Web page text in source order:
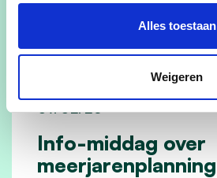
Alles toestaan
Weigeren
Info-middag over
meerjarenplanning
07/02/26